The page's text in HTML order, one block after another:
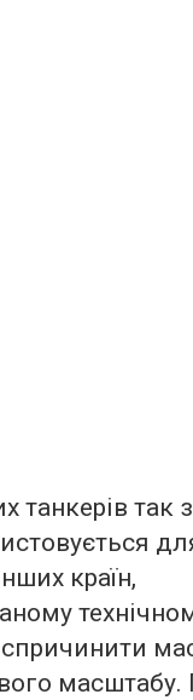
танкерів так
країн,
масштабу.